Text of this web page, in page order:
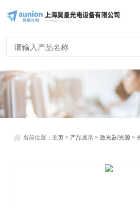
当前位置： 主页 > 产品展示 >激光器/光源 >